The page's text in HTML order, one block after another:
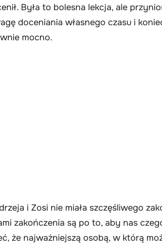
Była to bolesna lekcja, ale
doceniania własnego czasu i
mocno.
i Zosi nie miała szczęśliwego
zakończenia są po to, aby nas
że najważniejszą osobą, w którą